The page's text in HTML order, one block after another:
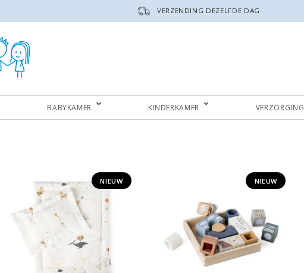
VERZENDING DEZELFDE DAG
BABYKAMER KINDERKAMER VERZORGING
NIEUW NIEUW